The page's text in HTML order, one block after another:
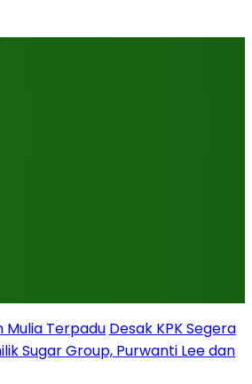
Mulia Terpadu Desak KPK Segera
Sugar Group, Purwanti Lee dan